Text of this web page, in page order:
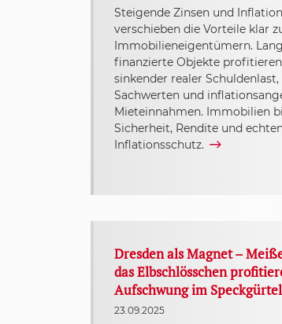
Steigende Zinsen und Inflation
verschieben die Vorteile klar
Immobilieneigentümern.
finanzierte Objekte
sinkender realer
Sachwerten und
Mieteinnahmen. Immobilien
Sicherheit, Rendite und
Inflationsschutz.
Dresden als Magnet –
das Elbschlösschen
Aufschwung im Speckgürtel
23.09.2025